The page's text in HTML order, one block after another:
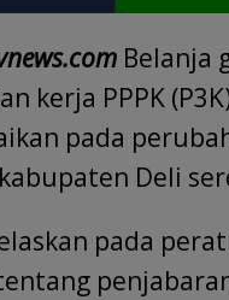
Belanja
kerja PPPK
pada
Deli
pada